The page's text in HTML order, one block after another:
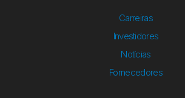
Carreiras
Investidores
Notícias
Fornecedores